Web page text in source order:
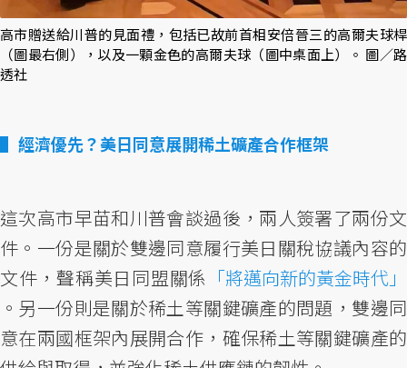
高市贈送給川普的見面禮，包括已故前首相安倍晉三的高爾夫球桿
（圖最右側），以及一顆金色的高爾夫球（圖中桌面上）。 圖／路
透社
經濟優先？美日同意展開稀土礦產合作框架
這次高市早苗和川普會談過後，兩人簽署了兩份文
件。一份是關於雙邊同意履行美日關稅協議內容的
文件，聲稱美日同盟關係 「將邁向新的黃金時代」
。另一份則是關於稀土等關鍵礦產的問題，雙邊同
意在兩國框架內展開合作，確保稀土等關鍵礦產的